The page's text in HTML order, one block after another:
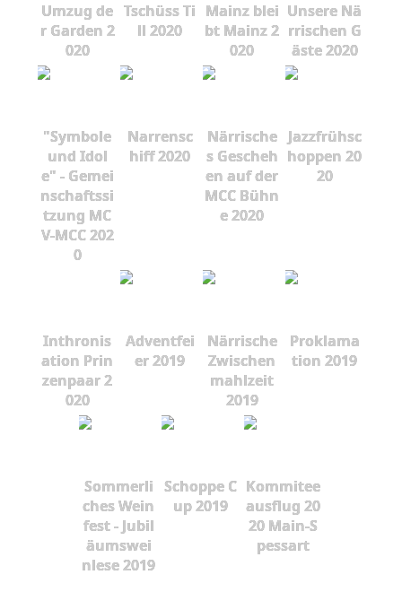
Umzug de
r Garden 2
020
Tschüss Ti
ll 2020
Mainz blei
bt Mainz 2
020
Unsere Nä
rrischen G
äste 2020
"Symbole
und Idol
e" - Gemei
nschaftssi
tzung MC
V-MCC 202
0
Narrensc
hiff 2020
Närrische
s Gescheh
en auf der
MCC Bühn
e 2020
Jazzfrühsc
hoppen 20
20
Inthronis
ation Prin
zenpaar 2
020
Adventfei
er 2019
Närrische
Zwischen
mahlzeit
2019
Proklama
tion 2019
Sommerli
ches Wein
fest - Jubil
äumswei
nlese 2019
Schoppe C
up 2019
Kommitee
ausflug 20
20 Main-S
pessart